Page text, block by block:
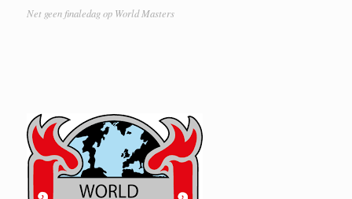
Net geen finaledag op World Masters